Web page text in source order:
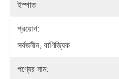
ইস্পাত
প্রয়োগ:
সর্বজনীন, বাণিজ্যিক
পণ্যের নাম: